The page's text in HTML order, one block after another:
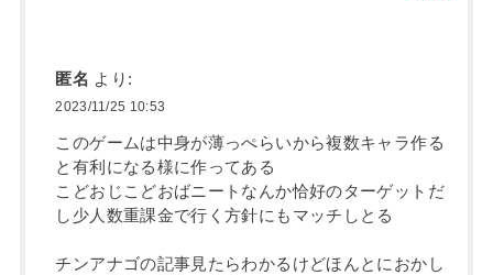
匿名 より:
2023/11/25 10:53
このゲームは中身が薄っぺらいから複数キャラ作る
と有利になる様に作ってある
こどおじこどおばニートなんか恰好のターゲットだ
し少人数重課金で行く方針にもマッチしとる
チンアナゴの記事見たらわかるけどほんとにおかし